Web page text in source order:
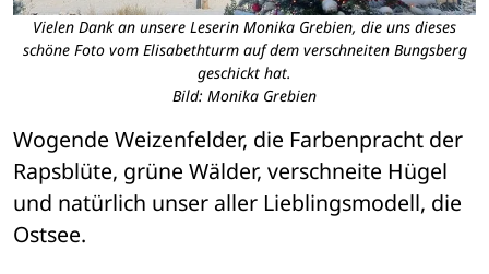
Vielen Dank an unsere Leserin Monika Grebien, die uns dieses
schöne Foto vom Elisabethturm auf dem verschneiten Bungsberg
geschickt hat.
Bild: Monika Grebien
Wogende Weizenfelder, die Farbenpracht der
Rapsblüte, grüne Wälder, verschneite Hügel
und natürlich unser aller Lieblingsmodell, die
Ostsee.